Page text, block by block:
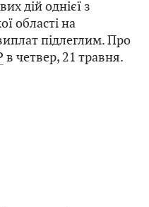
дій однієї з
області на
підлеглим. Про
в четвер, 21 травня.